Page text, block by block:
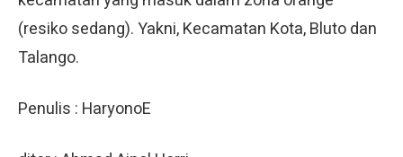
(resiko sedang). Yakni, Kecamatan Kota, Bluto dan
Talango.
Penulis : HaryonoE